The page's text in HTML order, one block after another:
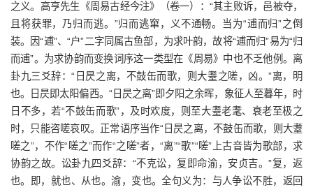
之义。高亨先生《周易古经今注》（卷一）：“其主败诉，邑被夺，
且将获罪，乃归而逃。”归而逃窜，义不通畅。当为“逋而归”之倒
装。因“逋”、“户”二字同属古鱼部，为求叶韵，故将“逋而归”易为“归
而逋”。为求协韵而变换词序这一类型在《周易》中也不乏他例。离
卦九三爻辞：“日昃之离，不鼓缶而歌，则大耋之嗟，凶。”离，明
也。日昃即太阳偏西。“日昃之离”即夕阳之余晖，象征人至暮年，时
日不多，若“不鼓缶而歌”，及时欢度，则至大耋老耄、衰老至极之
时，只能咨嗟哀叹。正常语序当作“日昃之离，不鼓缶而歌，则大耋
嗟之”，不作“嗟之”而作“之嗟”者，“离”“歌”“嗟”上古音皆为歌部，求
协韵之故。讼卦九四爻辞：“不克讼，复即命渝，安贞吉。”复，返
也。即，就也、从也。渝，变也。全句义为：与人争讼不胜，返回